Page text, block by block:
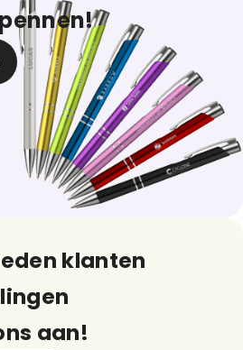
klanten
aan!